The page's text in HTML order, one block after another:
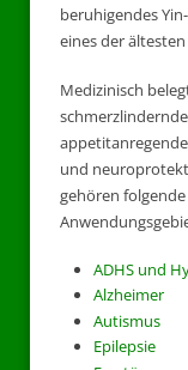
beruhigendes
eines der ältesten
Medizinisch
und
gehören
ADHS und
Alzheimer
Autismus
Epilepsie